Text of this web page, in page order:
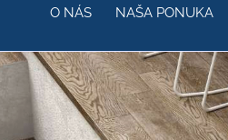
O NÁS NAŠA PONUKA